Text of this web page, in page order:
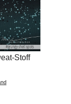
Stoff